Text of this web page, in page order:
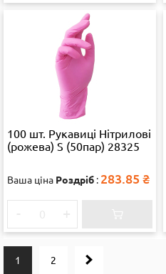
100 шт. Рукавиці Нітрилові
(рожева) S (50пар) 28325
Ваша ціна Роздріб : 283.85 ₴
1 2